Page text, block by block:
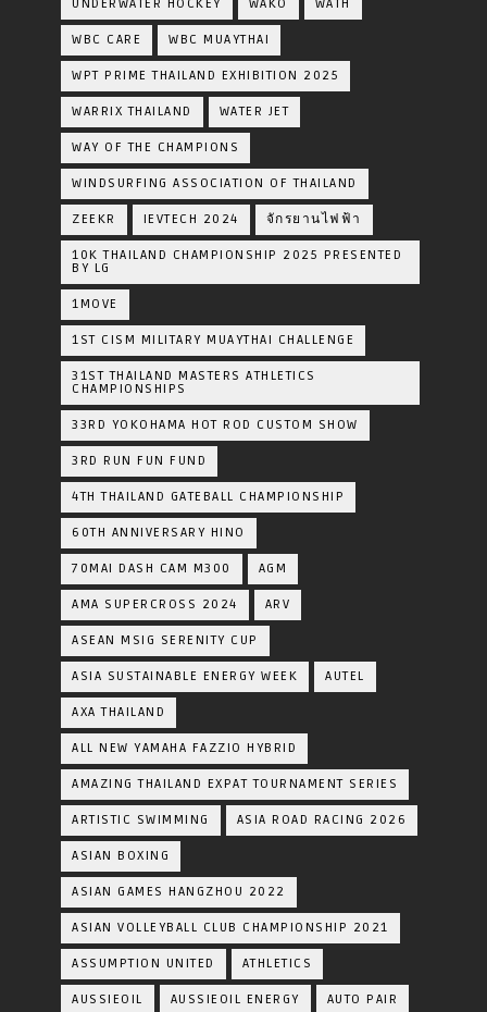
UNDERWATER HOCKEY WAKO WATH
WBC CARE WBC MUAYTHAI
WPT PRIME THAILAND EXHIBITION 2025
WARRIX THAILAND WATER JET
WAY OF THE CHAMPIONS
WINDSURFING ASSOCIATION OF THAILAND
ZEEKR IEVTECH 2024 จักรยานไฟฟ้า
10K THAILAND CHAMPIONSHIP 2025 PRESENTED
BY LG
1MOVE
1ST CISM MILITARY MUAYTHAI CHALLENGE
31ST THAILAND MASTERS ATHLETICS
CHAMPIONSHIPS
33RD YOKOHAMA HOT ROD CUSTOM SHOW
3RD RUN FUN FUND
4TH THAILAND GATEBALL CHAMPIONSHIP
60TH ANNIVERSARY HINO
70MAI DASH CAM M300 AGM
AMA SUPERCROSS 2024 ARV
ASEAN MSIG SERENITY CUP
ASIA SUSTAINABLE ENERGY WEEK AUTEL
AXA THAILAND
ALL NEW YAMAHA FAZZIO HYBRID
AMAZING THAILAND EXPAT TOURNAMENT SERIES
ARTISTIC SWIMMING ASIA ROAD RACING 2026
ASIAN BOXING
ASIAN GAMES HANGZHOU 2022
ASIAN VOLLEYBALL CLUB CHAMPIONSHIP 2021
ASSUMPTION UNITED ATHLETICS
AUSSIEOIL AUSSIEOIL ENERGY AUTO PAIR